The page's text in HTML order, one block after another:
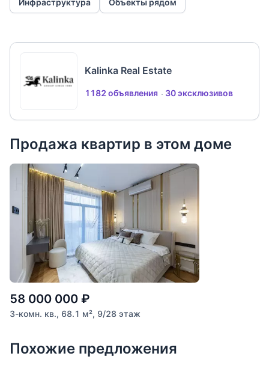
Инфраструктура Объекты рядом
Kalinka Real Estate
1182 объявления 30 эксклюзивов
Продажа квартир в этом доме
58 000 000 ₽
3-комн. кв., 68.1 м², 9/28 этаж
Похожие предложения